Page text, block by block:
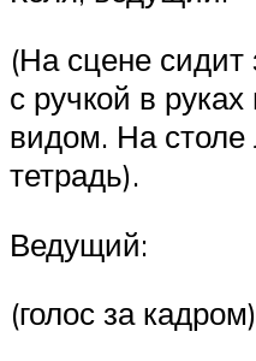
(На сцене сидит
с ручкой в
видом. На столе
тетрадь).
Ведущий:
(голос за кадром)